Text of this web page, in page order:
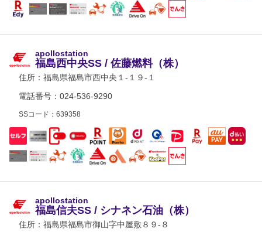
apollostation
福島西中央SS / 佐藤燃料（株）
住所： 福島県福島市西中央１-１９-１
電話番号：024-536-9290
SSコード：639358
apollostation
福島信夫SS / シナネン石油（株）
住所： 福島県福島市御山字中屋敷８９-８